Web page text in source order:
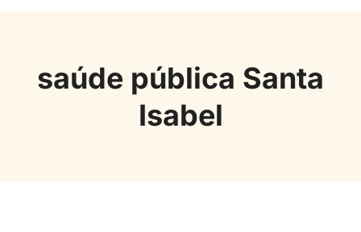
saúde pública Santa
Isabel